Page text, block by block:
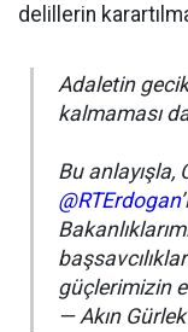
delillerin
Adaletin
kalmaması
Bu anlayışla,
@RTErdogan
güçlerimizin
— Akın